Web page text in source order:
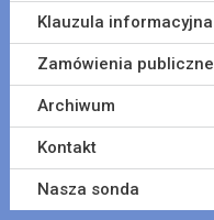
Klauzula informacyjna
Zamówienia publiczne
Archiwum
Kontakt
Nasza sonda